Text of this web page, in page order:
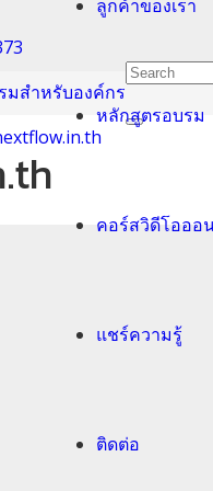
มสำหรับองค์กร
ลูกค้าของเรา
หลักสูตรอบรม
คอร์สวิดีโอออ
แชร์ความรู้
ติดต่อ
แมว, หรือ AI?